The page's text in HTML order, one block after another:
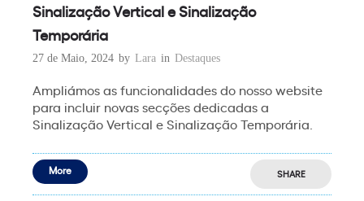
Sinalização Vertical e Sinalização
Temporária
27 de Maio, 2024 by Lara in Destaques
Ampliámos as funcionalidades do nosso website
para incluir novas secções dedicadas a
Sinalização Vertical e Sinalização Temporária.
More SHARE